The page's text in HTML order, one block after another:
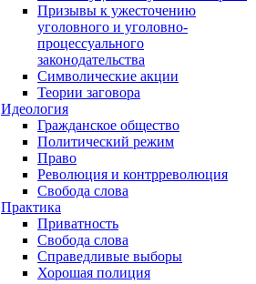
Призывы к ужесточению
уголовного и уголовно-
процессуального
законодательства
Символические акции
Теории заговора
Идеология
Гражданское общество
Политический режим
Право
Революция и контрреволюция
Свобода слова
Практика
Приватность
Свобода слова
Справедливые выборы
Хорошая полиция